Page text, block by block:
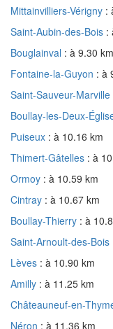
Mittainvilliers-Vérigny :
Saint-Aubin-des-Bois :
Bouglainval : à 9.30 km
Fontaine-la-Guyon : à
Saint-Sauveur-Marville
Boullay-les-Deux-
Puiseux : à 10.16 km
Thimert-Gâtelles : à
Ormoy : à 10.59 km
Cintray : à 10.67 km
Boullay-Thierry : à
Saint-Arnoult-des-Bois
Lèves : à 10.90 km
Amilly : à 11.25 km
Châteauneuf-en-
Néron : à 11.36 km